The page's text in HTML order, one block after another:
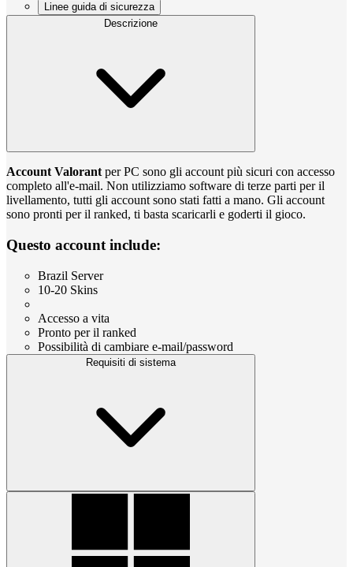
Linee guida di sicurezza
Descrizione
Account Valorant per PC sono gli account più sicuri con accesso
completo all'e-mail. Non utilizziamo software di terze parti per il
livellamento, tutti gli account sono stati fatti a mano. Gli account
sono pronti per il ranked, ti basta scaricarli e goderti il gioco.
Questo account include:
Brazil Server
10-20 Skins
Accesso a vita
Pronto per il ranked
Possibilità di cambiare e-mail/password
Requisiti di sistema